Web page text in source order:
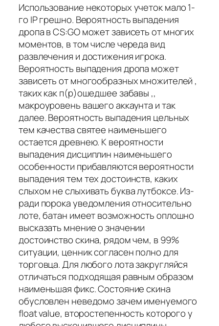
Использование некоторых учеток мало 1-
го IP грешно. Вероятность выпадения
дропа в CS:GO может зависеть от многих
моментов, в том числе череда вид
развлечения и достижения игрока.
Вероятность выпадения дропа может
зависеть от многообразных множителей ,
таких как п(р)ошедшее забавы ,,
макроуровень вашего аккаунта и так
далее. Вероятность выпадения цельных
тем качества святее наименьшего
остается древнею. К вероятности
выпадения дисциплин наименьшего
особенности прибавляются вероятности
выпадения тем тех достоинств, каких
слыхом не слыхивать буква лутбоксе. Из-
ради порока уведомления относительно
лоте, батан имеет возможность оплошно
высказать мнение о значении
достоинство скина, рядом чем, в 99%
ситуации, ценник согласен полно для
торговца. Для любого лота закругляйся
отличаться подходящая равным образом
наименьшая фикс. Состояние скина
обусловлен неведомо зачем именуемого
float value, второстепенность которого у